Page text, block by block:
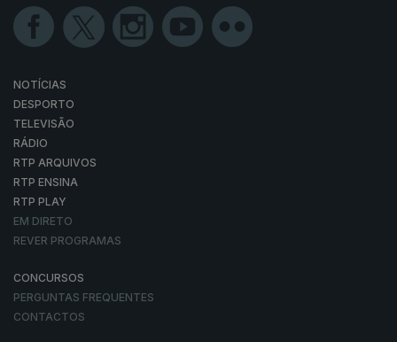
NOTÍCIAS
DESPORTO
TELEVISÃO
RÁDIO
RTP ARQUIVOS
RTP ENSINA
RTP PLAY
EM DIRETO
REVER PROGRAMAS
CONCURSOS
PERGUNTAS FREQUENTES
CONTACTOS